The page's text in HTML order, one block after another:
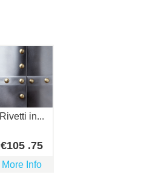
Rivetti in...
€105 .75
More Info